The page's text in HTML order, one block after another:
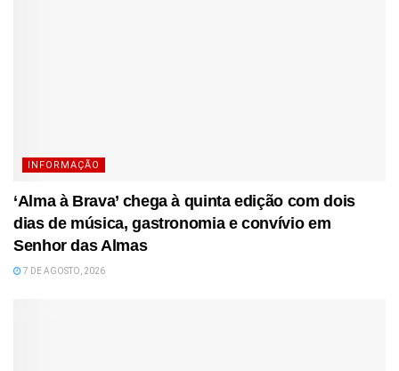
INFORMAÇÃO
‘Alma à Brava’ chega à quinta edição com dois
dias de música, gastronomia e convívio em
Senhor das Almas
7 DE AGOSTO, 2026